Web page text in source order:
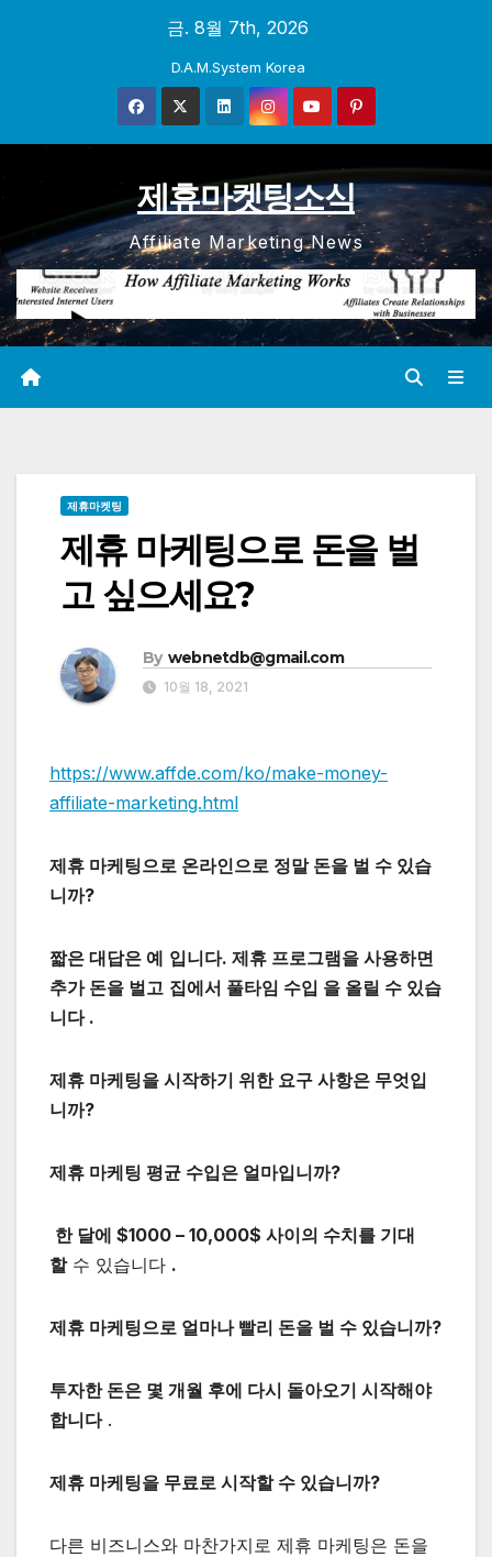
금. 8월 7th, 2026
D.A.M.System Korea
제휴마켓팅소식
Affiliate Marketing News
제휴마켓팅
제휴 마케팅으로 돈을 벌
고 싶으세요?
By webnetdb@gmail.com
10월 18, 2021
https://www.affde.com/ko/make-money-
affiliate-marketing.html
제휴 마케팅으로 온라인으로 정말 돈을 벌 수 있습
니까?
짧은 대답은 예 입니다. 제휴 프로그램을 사용하면
추가 돈을 벌고 집에서 풀타임 수입 을 올릴 수 있습
니다 .
제휴 마케팅을 시작하기 위한 요구 사항은 무엇입
니까?
제휴 마케팅 평균 수입은 얼마입니까?
한 달에 $1000 – 10,000$ 사이의 수치를 기대
할수 있습니다 .
제휴 마케팅으로 얼마나 빨리 돈을 벌 수 있습니까?
투자한 돈은 몇 개월 후에 다시 돌아오기 시작해야
합니다.
제휴 마케팅을 무료로 시작할 수 있습니까?
다른 비즈니스와 마찬가지로 제휴 마케팅은 돈을